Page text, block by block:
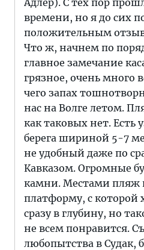
Адлер). С тех пор
времени, но я до сих
положительным
Что ж, начнем по
главное замечание
грязное, очень много
чего запах
нас на Волге летом.
как таковых нет. Есть
берега шириной 5-7
не удобный даже по
Кавказом. Огромные
камни. Местами пляж
платформу, с которой
сразу в глубину, но
не всем понравится.
любопытства в Судак,